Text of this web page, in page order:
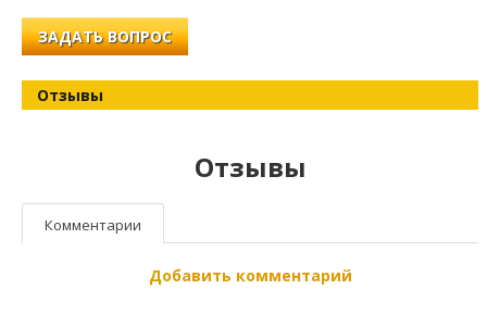
ЗАДАТЬ ВОПРОС
Отзывы
Отзывы
Комментарии
Добавить комментарий